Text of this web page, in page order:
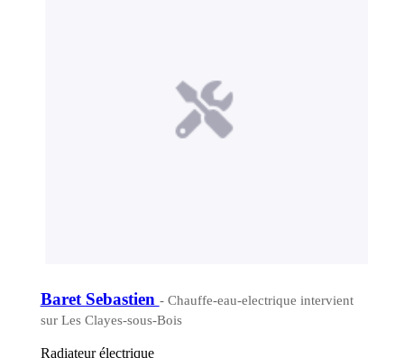
Baret Sebastien - Chauffe-eau-electrique intervient
sur Les Clayes-sous-Bois
Radiateur électrique